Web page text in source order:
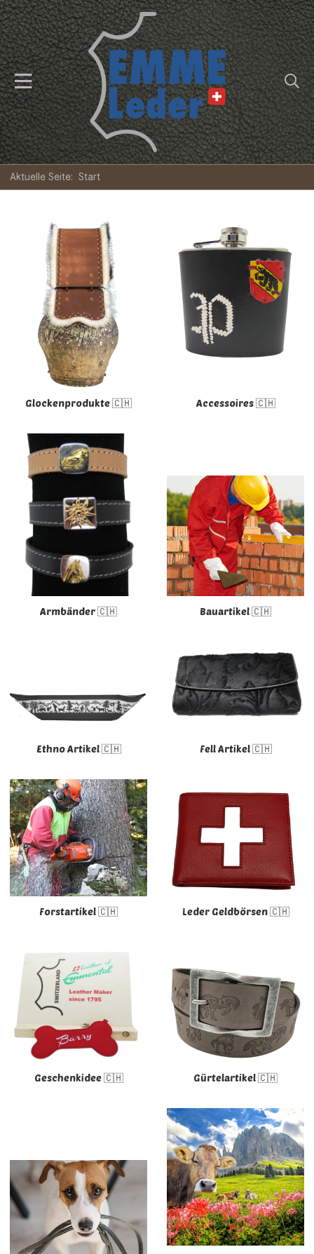
Aktuelle Seite: Start
Glockenprodukte 🇨🇭 Accessoires 🇨🇭
Armbänder 🇨🇭 Bauartikel 🇨🇭
Ethno Artikel 🇨🇭 Fell Artikel 🇨🇭
Forstartikel 🇨🇭 Leder Geldbörsen 🇨🇭
Geschenkidee 🇨🇭 Gürtelartikel 🇨🇭